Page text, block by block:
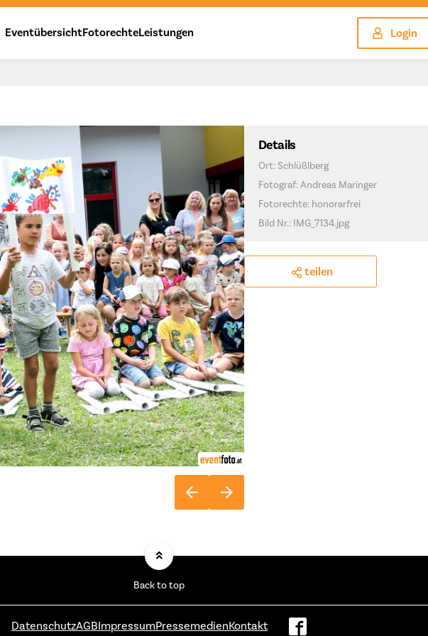
EventübersichtFotorechteLeistungen Login
Details
Ort: Schlüßlberg
Fotograf: Andreas Maringer
Fotorechte: honorarfrei
Bild Nr.: IMG_7134.jpg
teilen
Back to top
DatenschutzAGBImpressumPressemedienKontakt